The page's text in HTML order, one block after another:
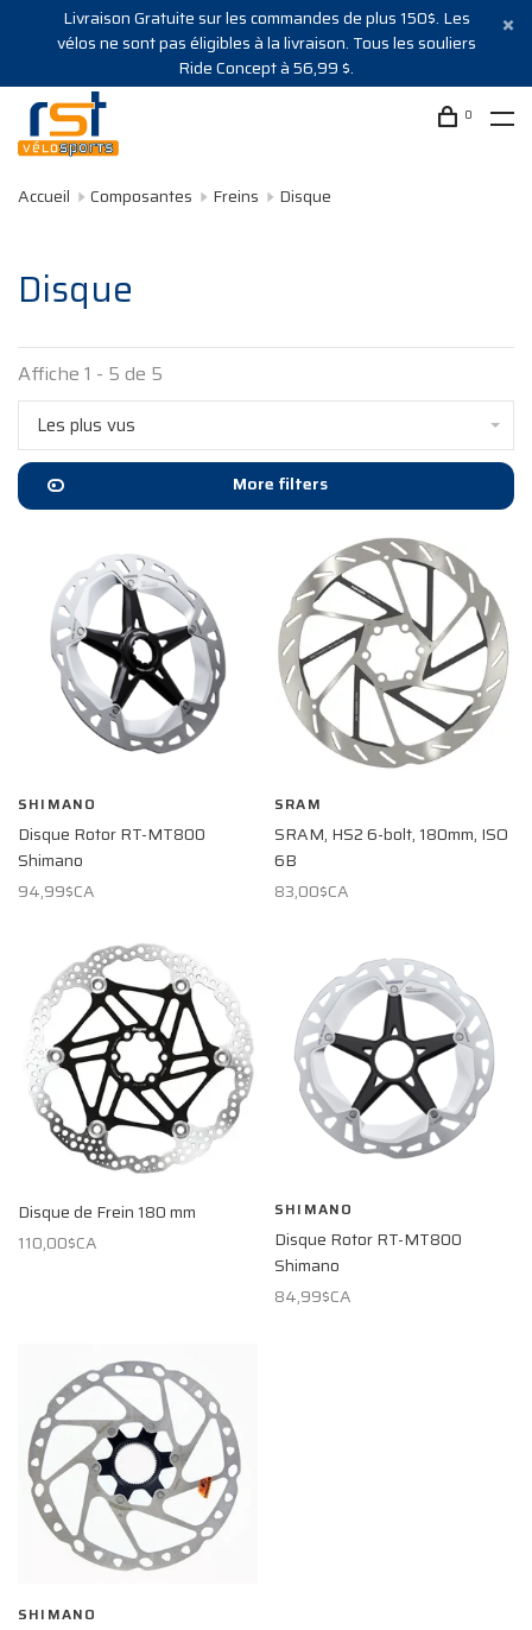
Livraison Gratuite sur les commandes de plus 150$. Les
vélos ne sont pas éligibles à la livraison. Tous les souliers
Ride Concept à 56,99 $.
0
Accueil Composantes Freins Disque
Disque
Affiche 1 - 5 de 5
Les plus vus
More filters
SHIMANO
Disque Rotor RT-MT800
Shimano
94,99$CA
SRAM
SRAM, HS2 6-bolt, 180mm, ISO
6B
83,00$CA
Disque de Frein 180 mm
110,00$CA
SHIMANO
Disque Rotor RT-MT800
Shimano
84,99$CA
SHIMANO